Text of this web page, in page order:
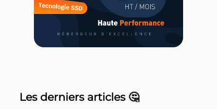
Les derniers articles 🤔